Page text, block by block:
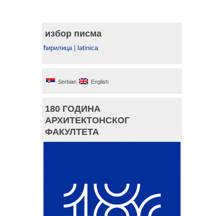
избор писма
ћирилица| latinica
Serbian English
180 ГОДИНА
АРХИТЕКТОНСКОГ
ФАКУЛТЕТА